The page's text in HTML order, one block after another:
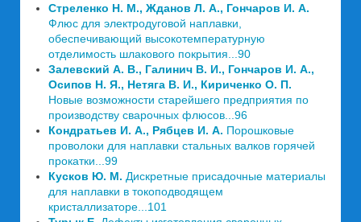
Стреленко Н. М., Жданов Л. А., Гончаров И. А.
Флюс для электродуговой наплавки,
обеспечивающий высокотемпературную
отделимость шлакового покрытия...90
Залевский А. В., Галинич В. И., Гончаров И. А.,
Осипов Н. Я., Нетяга В. И., Кириченко О. П.
Новые возможности старейшего предприятия по
производству сварочных флюсов...96
Кондратьев И. А., Рябцев И. А. Порошковые
проволоки для наплавки стальных валков горячей
прокатки...99
Кусков Ю. М. Дискретные присадочные материалы
для наплавки в токоподводящем
кристаллизаторе...101